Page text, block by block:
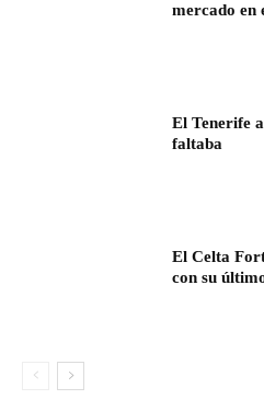
mercado en
El Tenerife
faltaba
El Celta
con su